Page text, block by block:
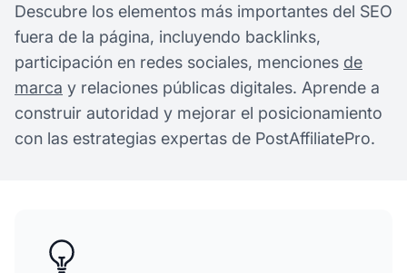
Descubre los elementos más importantes del SEO
fuera de la página, incluyendo backlinks,
participación en redes sociales, menciones de
marca y relaciones públicas digitales. Aprende a
construir autoridad y mejorar el posicionamiento
con las estrategias expertas de PostAffiliatePro.